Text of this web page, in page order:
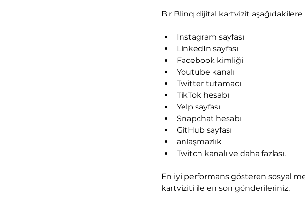
Bir Blinq dijital kartvizit aşağıdakilere
Instagram sayfası
LinkedIn sayfası
Facebook kimliği
Youtube kanalı
Twitter tutamacı
TikTok hesabı
Yelp sayfası
Snapchat hesabı
GitHub sayfası
anlaşmazlık
Twitch kanalı ve daha fazlası.
En iyi performans gösteren sosyal
kartviziti ile en son gönderileriniz.